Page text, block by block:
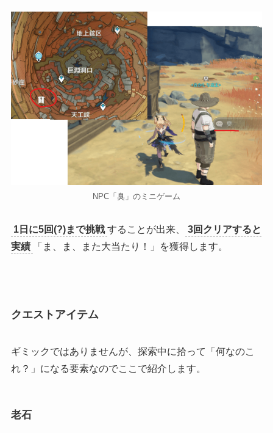
NPC「臭」のミニゲーム
1日に5回(?)まで挑戦 することが出来、
3回クリアすると
実績
「ま、ま、また大当たり！」を獲得します。
クエストアイテム
ギミックではありませんが、探索中に拾って「何なのこ
れ？」になる要素なのでここで紹介します。
老石